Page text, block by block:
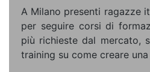
A Milano presenti ragazze
per seguire corsi di
più richieste dal mercato,
training su come creare